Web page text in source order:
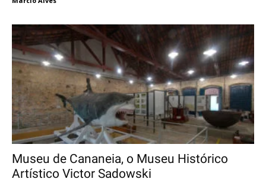
Museu de Cananeia, o Museu Histórico
Artístico Victor Sadowski